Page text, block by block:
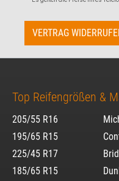
VERTRAG
Top Reifengrößen &
205/55 R16
195/65 R15
225/45 R17
185/65 R15